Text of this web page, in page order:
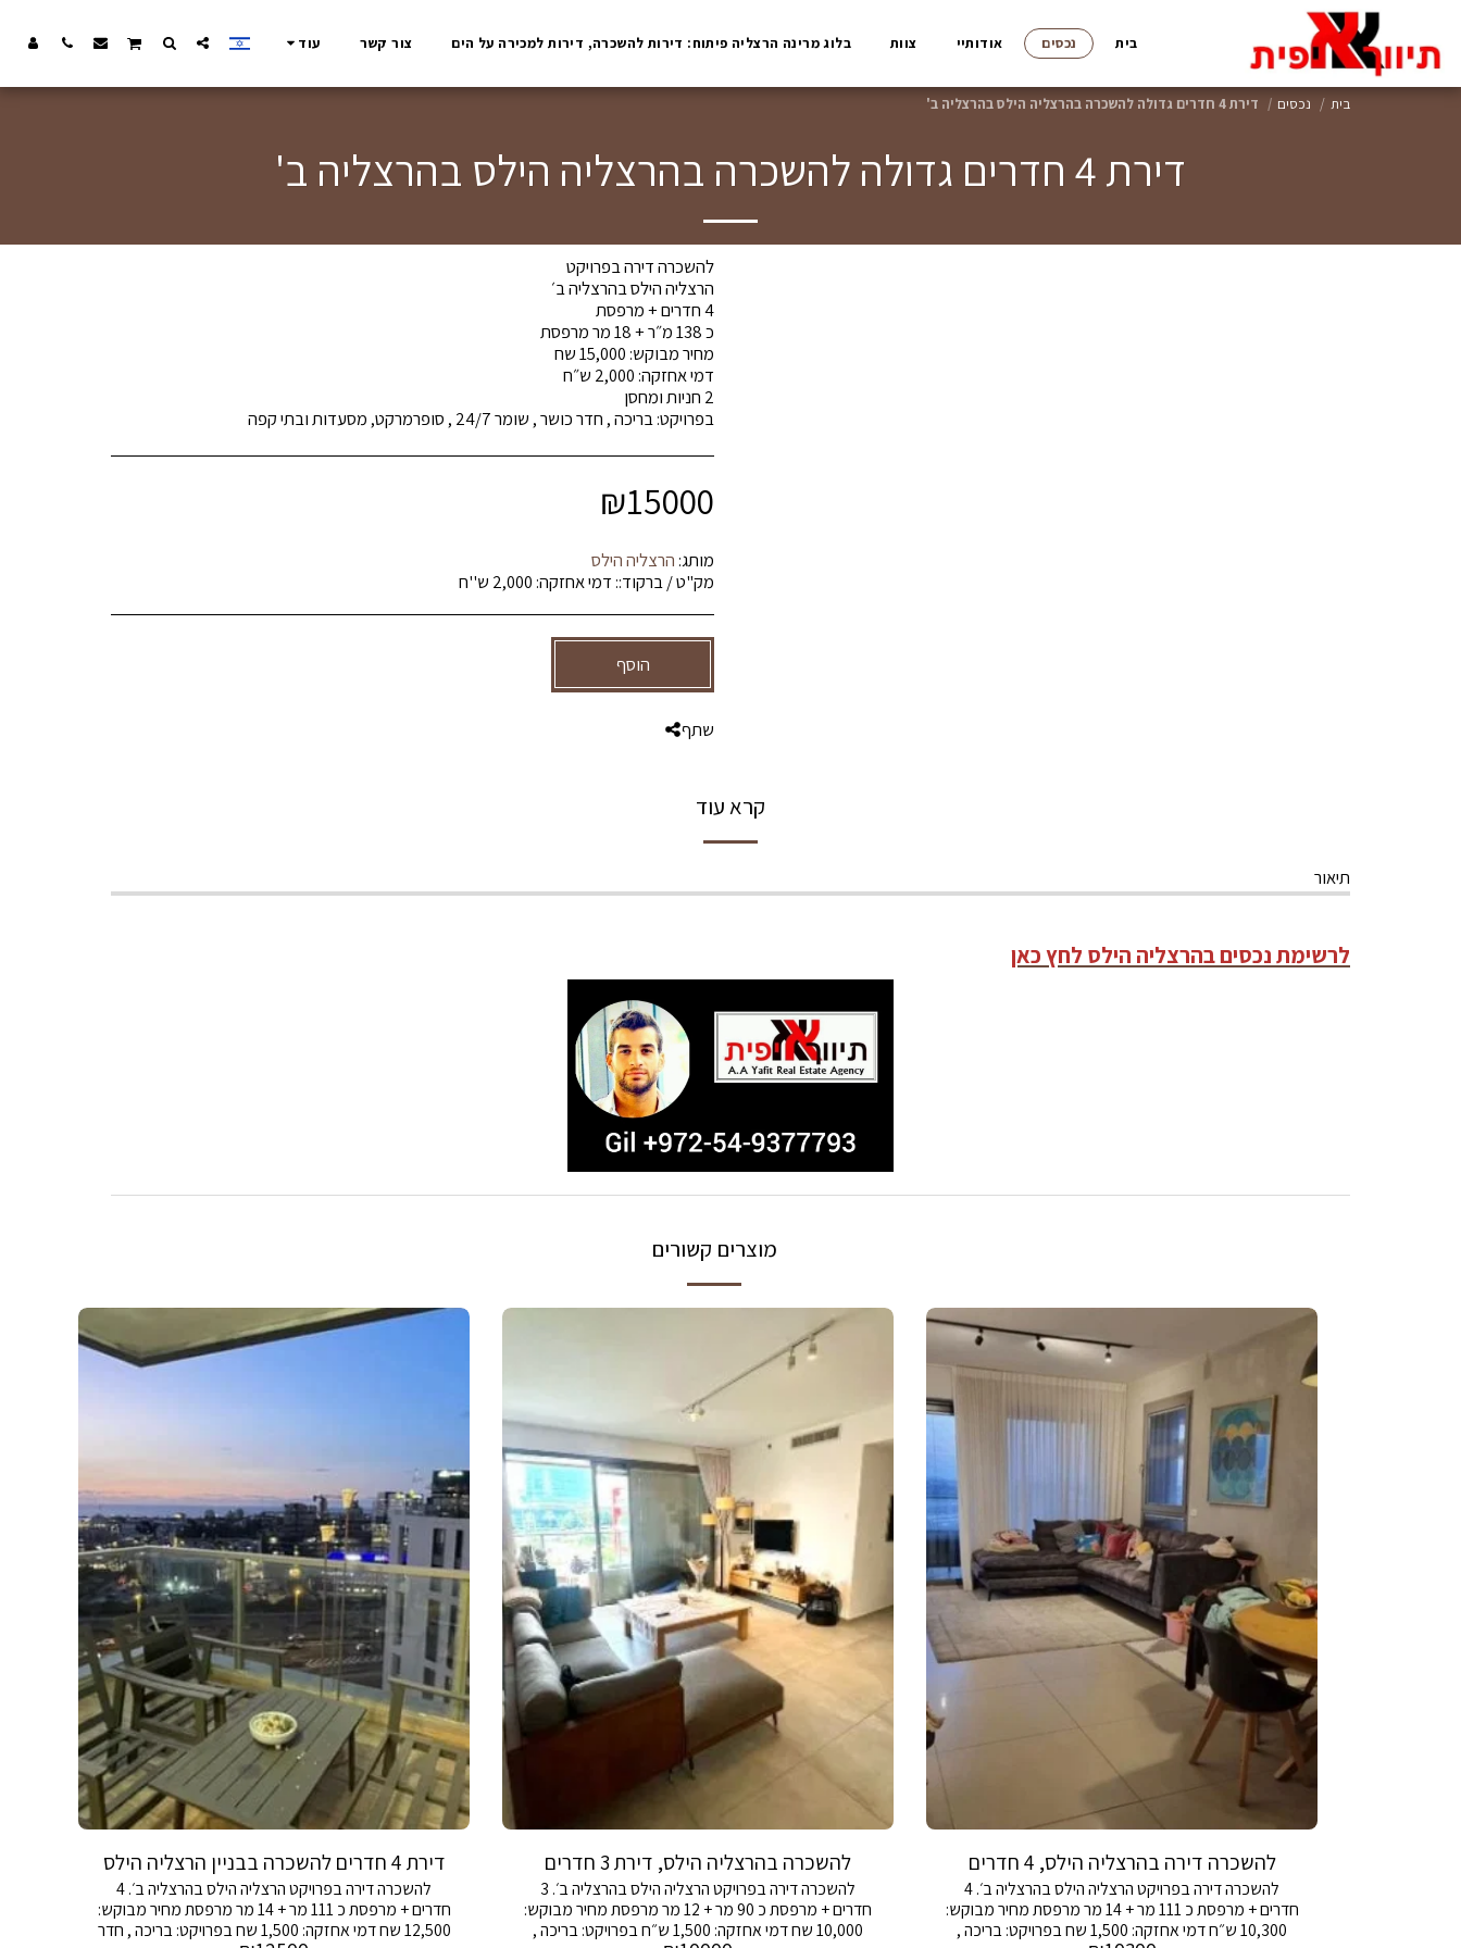
בית נכסים אודותיי צוות בלוג מרינה הרצליה פיתוח: דירות להשכרה, דירות למכירה על הים צור קשר עוד
בית נכסים דירת 4 חדרים גדולה להשכרה בהרצליה הילס בהרצליה ב'
דירת 4 חדרים גדולה להשכרה בהרצליה הילס בהרצליה ב'
בפרויקט: בריכה , חדר כושר , שומר 24/7 , סופרמרקט, מסעדות ובתי קפה
₪15000
מותג: הרצליה הילס
מק"ט / ברקוד:: דמי אחזקה: 2,000 ש''ח
הוסף
שתף
קרא עוד
תיאור
לרשימת נכסים בהרצליה הילס לחץ כאן
מוצרים קשורים
להשכרה דירה בהרצליה הילס, 4 חדרים
להשכרה דירה בפרויקט הרצליה הילס בהרצליה ב׳. 4
חדרים + מרפסת כ 111 מר + 14 מר מרפסת מחיר מבוקש:
10,300 ש״ח דמי אחזקה: 1,500 שח בפרויקט: בריכה ,
להשכרה בהרצליה הילס, דירת 3 חדרים
להשכרה דירה בפרויקט הרצליה הילס בהרצליה ב׳. 3
חדרים + מרפסת כ 90 מר + 12 מר מרפסת מחיר מבוקש:
10,000 שח דמי אחזקה: 1,500 ש״ח בפרויקט: בריכה ,
דירת 4 חדרים להשכרה בבניין הרצליה הילס
להשכרה דירה בפרויקט הרצליה הילס בהרצליה ב׳. 4
חדרים + מרפסת כ 111 מר + 14 מר מרפסת מחיר מבוקש:
12,500 שח דמי אחזקה: 1,500 שח בפרויקט: בריכה , חדר